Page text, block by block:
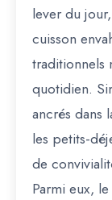
lever du
cuisson
traditionnels
quotidien.
ancrés dans
les petits-
de
Parmi eux, le